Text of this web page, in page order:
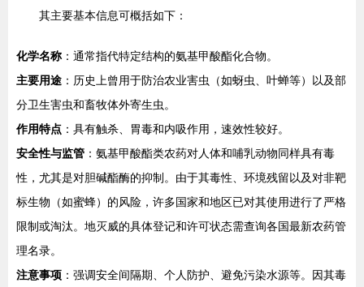
其主要基本信息可概括如下：
化学名称 ：通常指代特定结构的氨基甲酸酯化合物。
主要用途 ：历史上曾用于防治农业害虫（如蚜虫、叶蝉等）以及部
分卫生害虫和畜牧体外寄生虫。
作用特点 ：具有触杀、胃毒和内吸作用，速效性较好。
安全性与监管 ：氨基甲酸酯类农药对人体和哺乳动物同样具有毒
性，尤其是对胆碱酯酶的抑制。由于其毒性、环境残留以及对非靶
标生物（如蜜蜂）的风险，许多国家和地区已对其使用进行了严格
限制或淘汰。地灭威的具体登记和许可状态需查询各国最新农药管
理名录。
注意事项 ：强调安全间隔期、个人防护、避免污染水源等。因其毒